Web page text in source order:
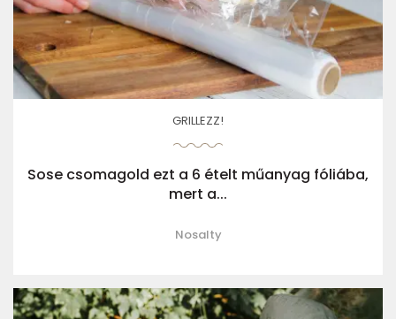
GRILLEZZ!
Sose csomagold ezt a 6 ételt műanyag fóliába,
mert a...
Nosalty